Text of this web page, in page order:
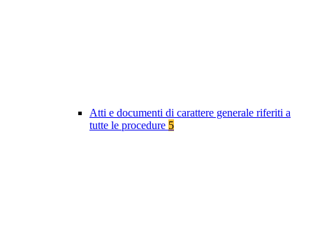
Atti e documenti di carattere generale riferiti a
tutte le procedure 5